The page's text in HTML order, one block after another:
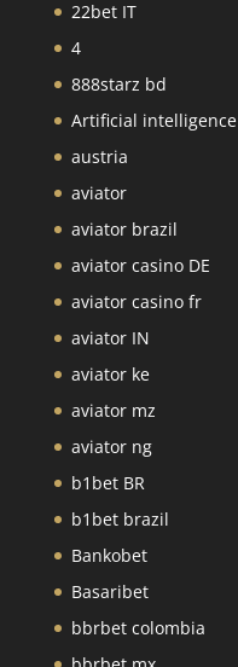
22bet IT
4
888starz bd
Artificial intelligence
austria
aviator
aviator brazil
aviator casino DE
aviator casino fr
aviator IN
aviator ke
aviator mz
aviator ng
b1bet BR
b1bet brazil
Bankobet
Basaribet
bbrbet colombia